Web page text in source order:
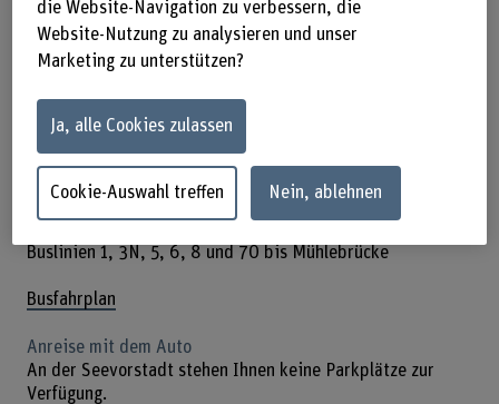
Lage + Anreise
Anreise mit den öffentlichen Verkehrsmitteln
Vom Bahnhof aus erreichen Sie die Seevorstadt zu Fuss in
Buslinien 1, 3N, 5, 6, 8 und 70 bis Mühlebrücke
Busfahrplan
Anreise mit dem Auto
An der Seevorstadt stehen Ihnen keine Parkplätze zur
Verfügung.
die Website-Navigation zu verbessern, die
Website-Nutzung zu analysieren und unser
Marketing zu unterstützen?
Ja, alle Cookies zulassen
Cookie-Auswahl treffen Nein, ablehnen